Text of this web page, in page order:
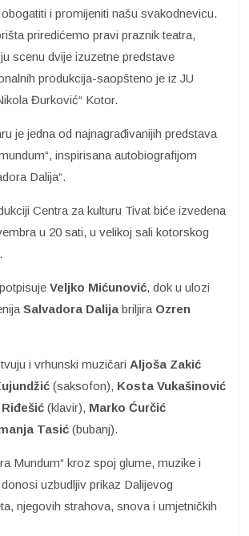
i promijeniti našu svakodnevicu.
priredićemo pravi praznik teatra,
scenu dvije izuzetne predstave
produkcija-saopšteno je iz JU
Đurković“ Kotor.
je jedna od najnagrađivanijih predstava
inspirisana autobiografijom
Dalija“.
Centra za kulturu Tivat biće izvedena
u 20 sati, u velikoj sali kotorskog
Veljko Mićunović, dok u ulozi
Salvadora Dalija briljira Ozren
i vrhunski muzičari Aljoša Zakić
(saksofon), Kosta Vukašinović
(klavir), Marko Ćurčić
Tasić (bubanj).
Mundum“ kroz spoj glume, muzike i
uzbudljiv prikaz Dalijevog
njegovih strahova, snova i umjetničkih